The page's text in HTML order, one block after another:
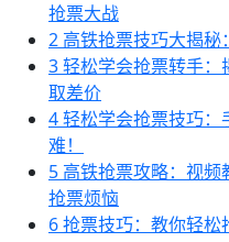
抢票大战
2 高铁抢票技巧大揭
3轻松学会抢票转手：
取差价
4轻松学会抢票技巧：
难！
5 高铁抢票攻略：视
抢票烦恼
6抢票技巧：教你轻松